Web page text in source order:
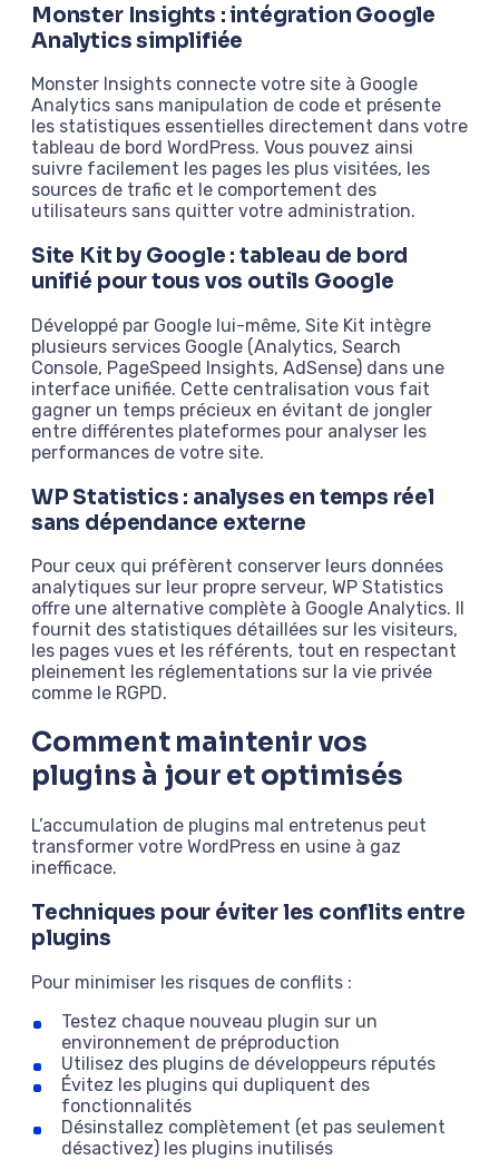
Monster Insights : intégration Google
Analytics simplifiée
Monster Insights connecte votre site à Google
Analytics sans manipulation de code et présente
les statistiques essentielles directement dans votre
tableau de bord WordPress. Vous pouvez ainsi
suivre facilement les pages les plus visitées, les
sources de trafic et le comportement des
utilisateurs sans quitter votre administration.
Site Kit by Google : tableau de bord
unifié pour tous vos outils Google
Développé par Google lui-même, Site Kit intègre
plusieurs services Google (Analytics, Search
Console, PageSpeed Insights, AdSense) dans une
interface unifiée. Cette centralisation vous fait
gagner un temps précieux en évitant de jongler
entre différentes plateformes pour analyser les
performances de votre site.
WP Statistics : analyses en temps réel
sans dépendance externe
Pour ceux qui préfèrent conserver leurs données
analytiques sur leur propre serveur, WP Statistics
offre une alternative complète à Google Analytics. Il
fournit des statistiques détaillées sur les visiteurs,
les pages vues et les référents, tout en respectant
pleinement les réglementations sur la vie privée
comme le RGPD.
Comment maintenir vos
plugins à jour et optimisés
L’accumulation de plugins mal entretenus peut
transformer votre WordPress en usine à gaz
inefficace.
Techniques pour éviter les conflits entre
plugins
Pour minimiser les risques de conflits :
Testez chaque nouveau plugin sur un
environnement de préproduction
Utilisez des plugins de développeurs réputés
Évitez les plugins qui dupliquent des
fonctionnalités
Désinstallez complètement (et pas seulement
désactivez) les plugins inutilisés